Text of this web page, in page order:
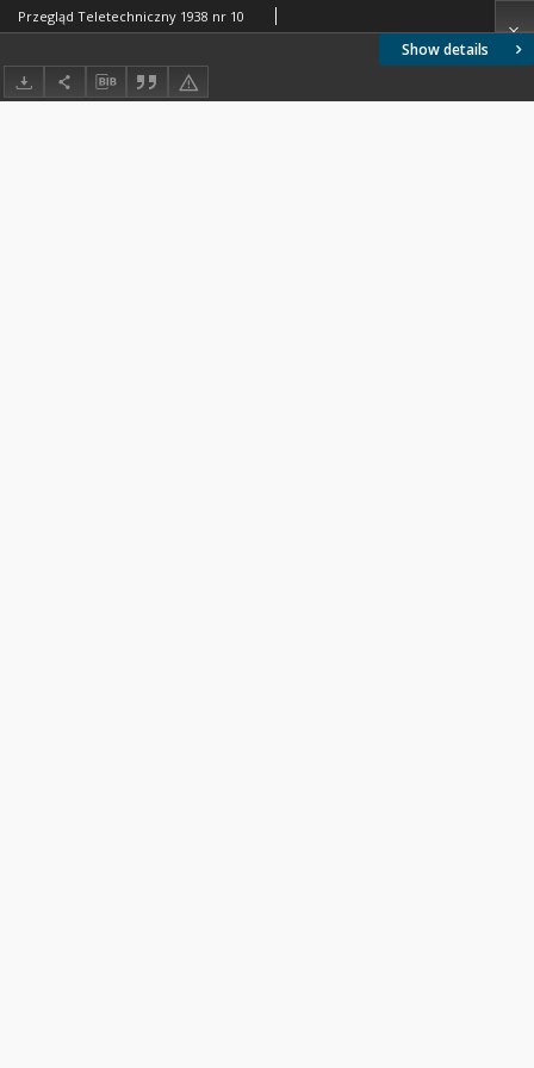
Show details
Przegląd Teletechniczny 1938 nr 10